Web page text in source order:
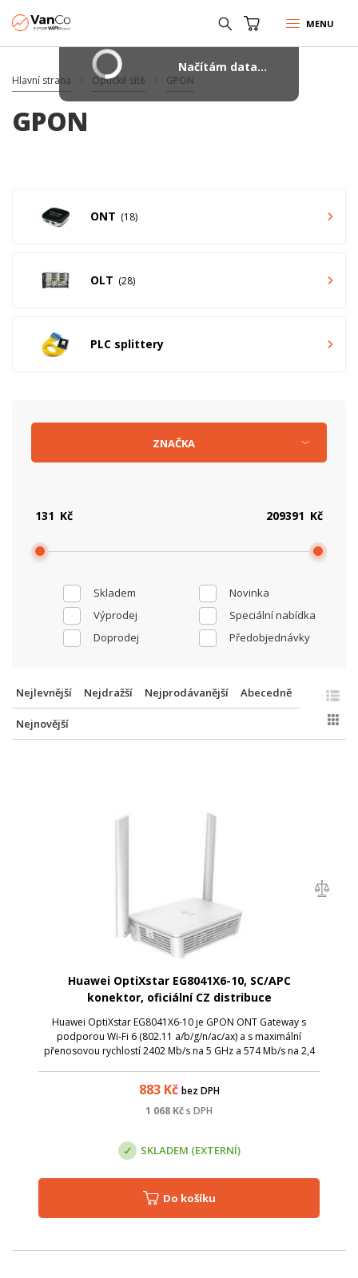
MENU
Hlavní strana Optické sítě GPON
GPON
ONT 18
OLT 28
PLC splittery
Skladem
Novinka
Výprodej
Speciální nabídka
Doprodej
Předobjednávky
Kč Kč
ZNAČKA
Nejlevnější Nejdražší Nejprodávanější Abecedně
Nejnovější
Huawei OptiXstar EG8041X6-10, SC/APC
konektor, oficiální CZ distribuce
Huawei OptiXstar EG8041X6-10 je GPON ONT Gateway s
podporou Wi-Fi 6 (802.11 a/b/g/n/ac/ax) a s maximální
přenosovou rychlostí 2402 Mb/s na 5 GHz a 574 Mb/s na 2,4
883Kč bez DPH
1 068 Kčs DPH
SKLADEM (EXTERNÍ)
Do košíku
Načítám data...